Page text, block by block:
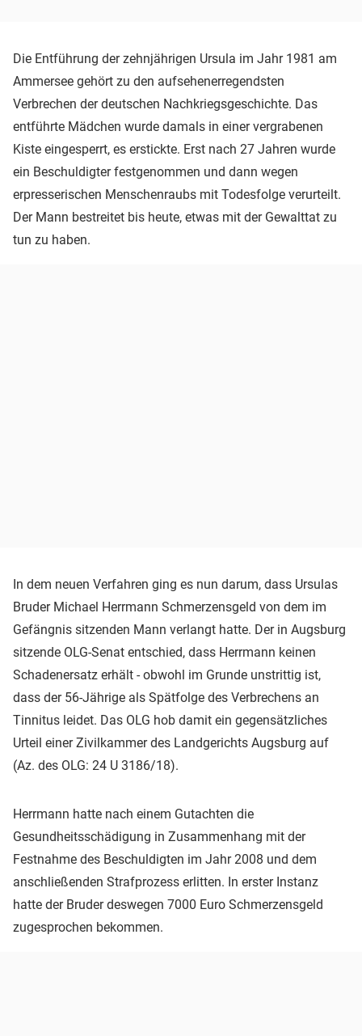
Die Entführung der zehnjährigen Ursula im Jahr 1981 am
Ammersee gehört zu den aufsehenerregendsten
Verbrechen der deutschen Nachkriegsgeschichte. Das
entführte Mädchen wurde damals in einer vergrabenen
Kiste eingesperrt, es erstickte. Erst nach 27 Jahren wurde
ein Beschuldigter festgenommen und dann wegen
erpresserischen Menschenraubs mit Todesfolge verurteilt.
Der Mann bestreitet bis heute, etwas mit der Gewalttat zu
tun zu haben.
In dem neuen Verfahren ging es nun darum, dass Ursulas
Bruder Michael Herrmann Schmerzensgeld von dem im
Gefängnis sitzenden Mann verlangt hatte. Der in Augsburg
sitzende OLG-Senat entschied, dass Herrmann keinen
Schadenersatz erhält - obwohl im Grunde unstrittig ist,
dass der 56-Jährige als Spätfolge des Verbrechens an
Tinnitus leidet. Das OLG hob damit ein gegensätzliches
Urteil einer Zivilkammer des Landgerichts Augsburg auf
(Az. des OLG: 24 U 3186/18).
Herrmann hatte nach einem Gutachten die
Gesundheitsschädigung in Zusammenhang mit der
Festnahme des Beschuldigten im Jahr 2008 und dem
anschließenden Strafprozess erlitten. In erster Instanz
hatte der Bruder deswegen 7000 Euro Schmerzensgeld
zugesprochen bekommen.